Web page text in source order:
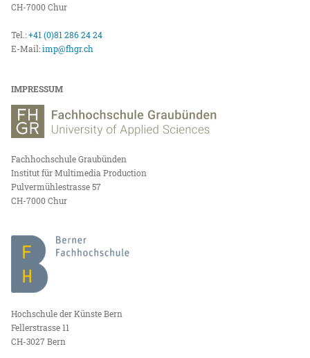
CH-7000 Chur
Tel.:+41 (0)81 286 24 24
E-Mail:imp@fhgr.ch
IMPRESSUM
Fachhochschule Graubünden
Institut für Multimedia Production
Pulvermühlestrasse 57
CH-7000 Chur
Hochschule der Künste Bern
Fellerstrasse 11
CH-3027 Bern